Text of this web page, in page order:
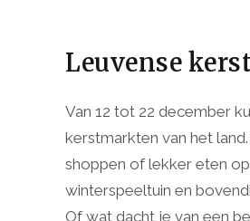
Leuvense
Van 12 tot 22 december
kerstmarkten van het
shoppen of lekker eten
winterspeeltuin en
Of wat dacht je van een